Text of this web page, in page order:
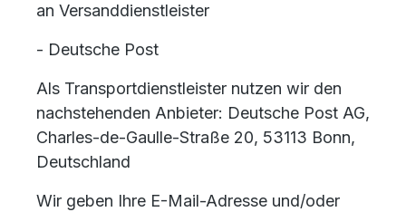
an Versanddienstleister
- Deutsche Post
Als Transportdienstleister nutzen wir den
nachstehenden Anbieter: Deutsche Post AG,
Charles-de-Gaulle-Straße 20, 53113 Bonn,
Deutschland
Wir geben Ihre E-Mail-Adresse und/oder